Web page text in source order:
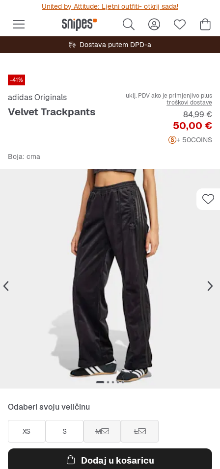
United by Attitude: Ljetni outfiti- otkrij sada!
Dostava putem DPD-a
-41%
adidas Originals
Velvet Trackpants
uklj. PDV ako je primjenjivo plus
troškovi dostave
Cijena
50,00 €
84,99 €
+ 50COINS
Boja: crna
Odaberi svoju veličinu
XS S M L
Dodaj u košaricu